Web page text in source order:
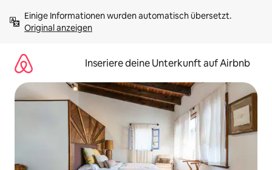
Inhalten
springenOriginal anzeigen
Inseriere deine Unterkunft auf Airbnb